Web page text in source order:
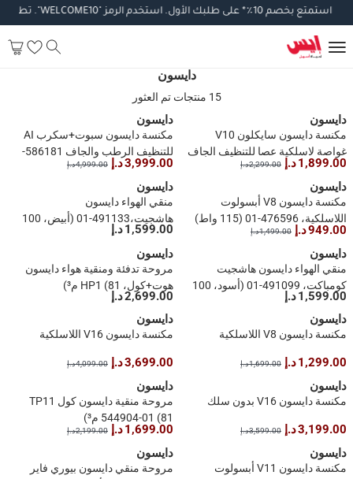
استمتع بخصم10 ٪* على طلبك الأول.استخدم الرمز"WELCOME10". تطبق
دايسون
15 منتجات تم العثور
دايسون
مكنسة دايسون سايكلون V10
غواصة لاسلكية عصا للتنظيف الجاف
والرطب (150 واط)
1,899.00 د.إ 2,299.00 د.إ
دايسون
مكنسة دايسون سبوت+سكرب AI
للتنظيف الرطب والجاف 586181-
01 (أسود، 18000 باسكال)
3,999.00 د.إ 4,999.00 د.إ
دايسون
مكنسة دايسون V8 أبسولوت
اللاسلكية، 476596-01 (115 واط)
949.00 د.إ 1,499.00 د.إ
دايسون
منقي الهواء دايسون
هاشجيت،491133-01 (أبيض، 100
م²)
1,599.00 د.إ
دايسون
منقي الهواء دايسون هاشجيت
كومباكت، 491099-01 (أسود، 100
متر مربع)
1,599.00 د.إ
دايسون
مروحة تدفئة ومنقية هواء دايسون
هوت+كول، HP1 (81 م³)
2,699.00 د.إ
دايسون
مكنسة دايسون V8 اللاسلكية
1,299.00 د.إ 1,699.00 د.إ
دايسون
مكنسة دايسون V16 اللاسلكية
3,699.00 د.إ 4,099.00 د.إ
دايسون
مكنسة دايسون V16 بدون سلك
3,199.00 د.إ 3,599.00 د.إ
دايسون
مروحة منقية دايسون كول TP11
544904-01 (81 م³)
1,699.00 د.إ 2,199.00 د.إ
دايسون
مكنسة دايسون V11 أبسولوت
دايسون
مروحة منقي دايسون بيوري فاير